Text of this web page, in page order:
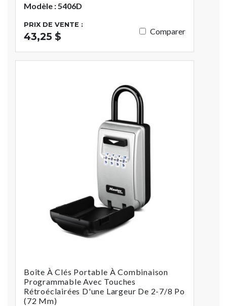
Modèle : 5406D
PRIX DE VENTE :
43,25 $ Comparer
Boîte À Clés Portable À Combinaison
Programmable Avec Touches
Rétroéclairées D'une Largeur De 2-7/8 Po
(72 Mm)